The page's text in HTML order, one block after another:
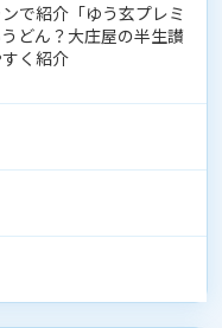
で紹介「ゆう玄プレミ
どん？大庄屋の半生讃
く紹介